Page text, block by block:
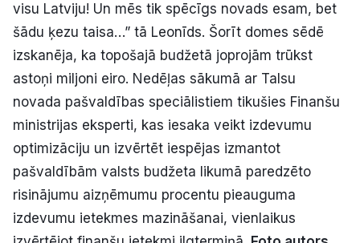
visu Latviju! Un mēs tik spēcīgs novads esam, bet
šādu ķezu taisa…” tā Leonīds. Šorīt domes sēdē
izskanēja, ka topošajā budžetā joprojām trūkst
astoņi miljoni eiro. Nedēļas sākumā ar Talsu
novada pašvaldības speciālistiem tikušies Finanšu
ministrijas eksperti, kas iesaka veikt izdevumu
optimizāciju un izvērtēt iespējas izmantot
pašvaldībām valsts budžeta likumā paredzēto
risinājumu aizņēmumu procentu pieauguma
izdevumu ietekmes mazināšanai, vienlaikus